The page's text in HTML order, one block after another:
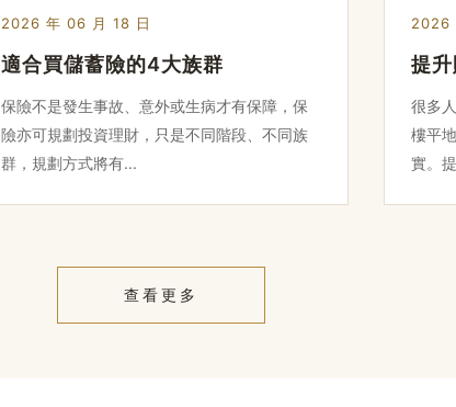
2026 年 06 月 18 日
適合買儲蓄險的4大族群
保險不是發生事故、意外或生病才有保障，保
險亦可規劃投資理財，只是不同階段、不同族
群，規劃方式將有...
2026
提
很多
樓平
實。
查看更多